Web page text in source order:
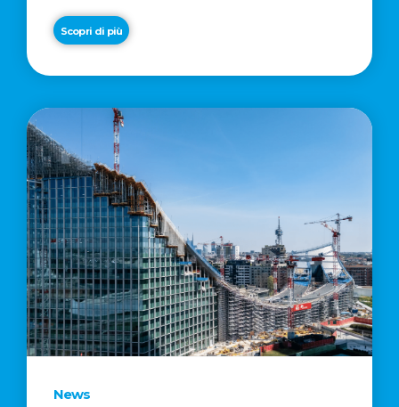
Scopri di più
News